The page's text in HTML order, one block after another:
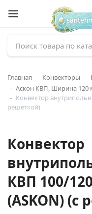
Главная Конвекторы
Аскон КВП, Ширина 120
Конвектор
решеткой)
Конвектор
КВП 100/
(ASKON) (с